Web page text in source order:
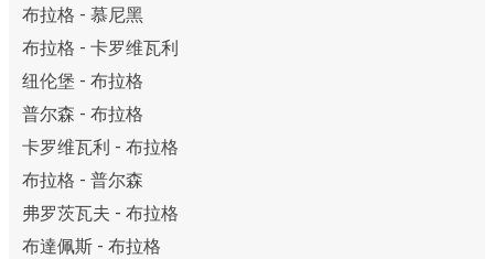
布拉格 - 慕尼黑
布拉格 - 卡罗维瓦利
纽伦堡 - 布拉格
普尔森 - 布拉格
卡罗维瓦利 - 布拉格
布拉格 - 普尔森
弗罗茨瓦夫 - 布拉格
布達佩斯 - 布拉格